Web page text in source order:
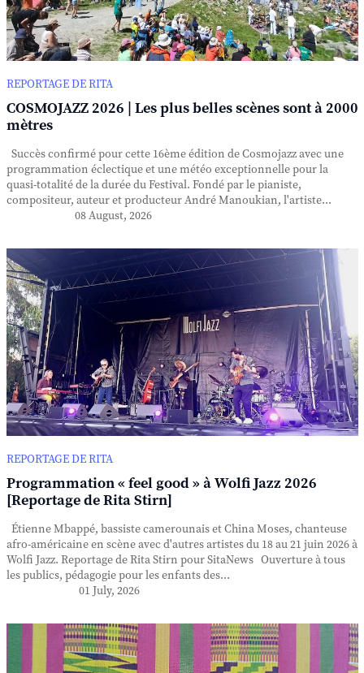
REPORTAGE DE RITA
COSMOJAZZ 2026 | Les plus belles scènes sont à 2000
mètres
Succès confirmé pour cette 16ème édition de Cosmojazz avec une
programmation éclectique et une météo exceptionnelle pour la
quasi-totalité de la durée du Festival. Fondé par le pianiste,
compositeur, auteur et producteur André Manoukian, l'artiste...
08 August, 2026
REPORTAGE DE RITA
Programmation « feel good » à Wolfi Jazz 2026
[Reportage de Rita Stirn]
Étienne Mbappé, bassiste camerounais et China Moses, chanteuse
afro-américaine en scène avec d'autres artistes du 18 au 21 juin 2026 à
Wolfi Jazz. Reportage de Rita Stirn pour SitaNews Ouverture à tous
les publics, pédagogie pour les enfants des...
01 July, 2026